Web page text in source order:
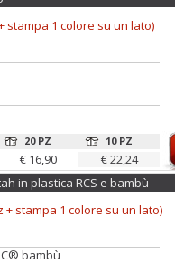
stampa 1 colore su un lato)
20 PZ
€ 16,90
10 PZ
€ 22,24
in plastica RCS e bambù
+ stampa 1 colore su un lato)
bambù